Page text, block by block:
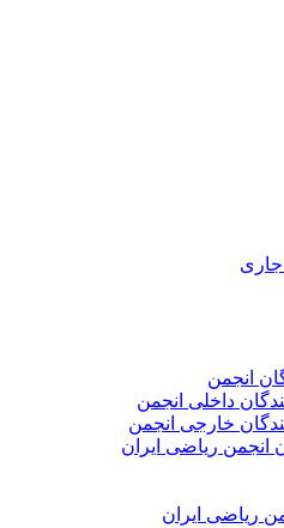
انجمن
داخلی انجمن
خارجی انجمن
انجمن ریاضی ایران
ریاضی ایران